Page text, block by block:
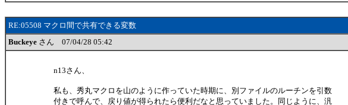
RE:05508 マクロ間で共有できる変数
Buckeye さん 07/04/28 05:42
n13さん、
私も、秀丸マクロを山のように作っていた時期に、別ファイルのルーチンを引数
付きで呼んで、戻り値が得られたら便利だなと思っていました。同じように、汎